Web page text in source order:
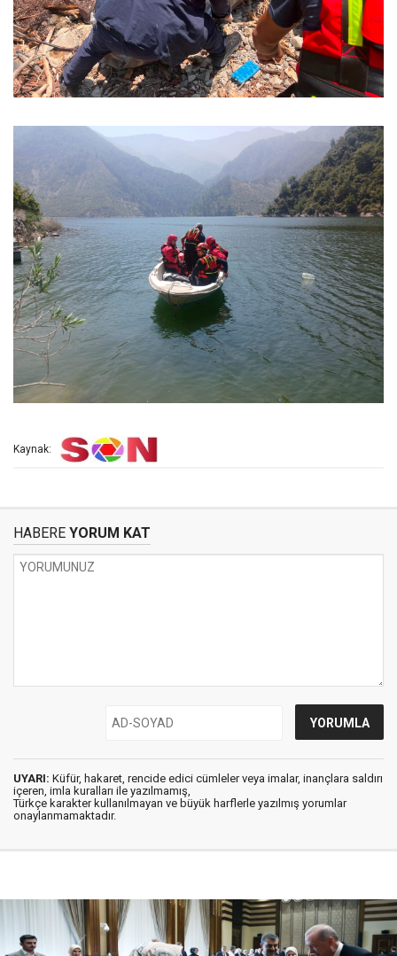
Kaynak:
HABERE YORUM KAT
UYARI: Küfür, hakaret, rencide edici cümleler veya imalar, inançlara saldırı
içeren, imla kuralları ile yazılmamış,
Türkçe karakter kullanılmayan ve büyük harflerle yazılmış yorumlar
onaylanmamaktadır.